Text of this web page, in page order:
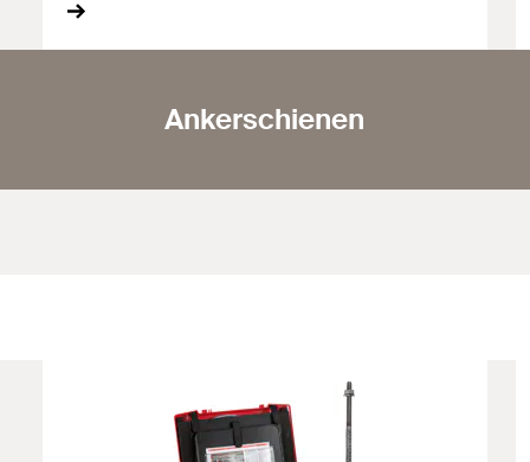
Ankerschienen